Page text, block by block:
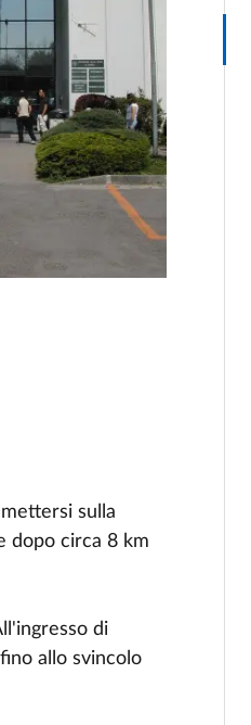
sulla
dopo circa 8 km
di
allo svincolo